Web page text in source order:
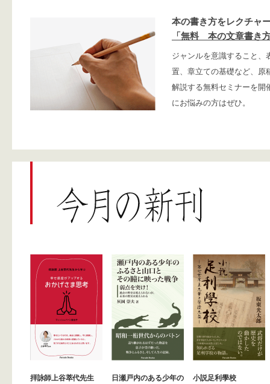
本の書き方をレクチャ
「無料 本の文章書き
ジャンルを意識すること、
置、章立ての基礎など、原
解説する無料セミナーを開
にお悩みの方はぜひ。
拝詠師上谷萃代先生
日瀬戸内のある少年の
小説足利學校